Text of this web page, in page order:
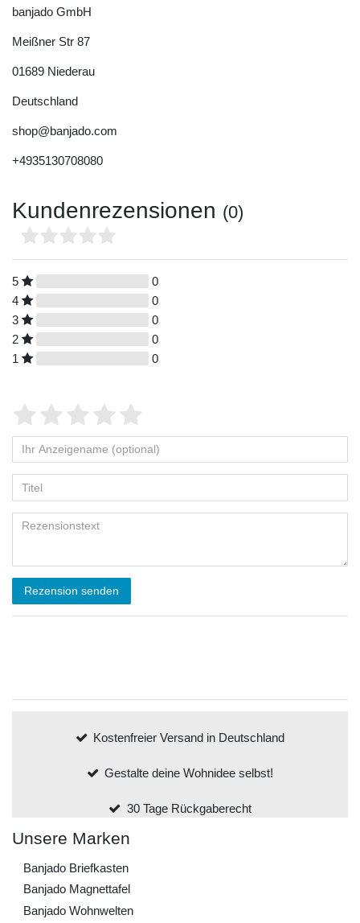
banjado GmbH
Meißner Str 87
01689 Niederau
Deutschland
shop@banjado.com
+4935130708080
Kundenrezensionen (0)
5
0
4
0
3
0
2
0
1
0
Rezension senden
Kostenfreier Versand in Deutschland
Gestalte deine Wohnidee selbst!
30 Tage Rückgaberecht
Unsere Marken
Banjado Briefkasten
Banjado Magnettafel
Banjado Wohnwelten